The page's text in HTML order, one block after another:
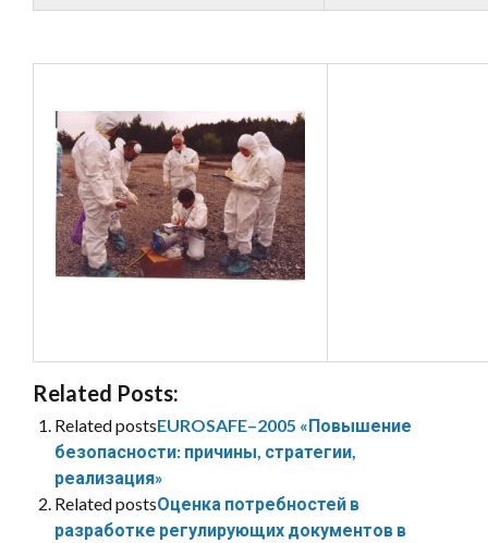
Related Posts:
Related postsEUROSAFE–2005 «Повышение
безопасности: причины, стратегии,
реализация»
Related postsОценка потребностей в
разработке регулирующих документов в